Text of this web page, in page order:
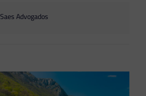
Saes Advogados